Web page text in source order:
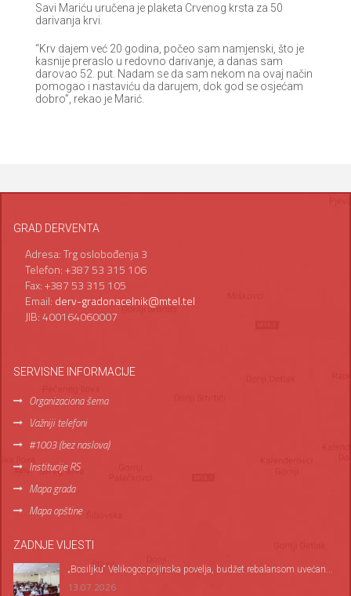
Savi Mariću uručena je plaketa Crvenog krsta za 50
darivanjа krvi.
“Krv dajem već 20 godina, počeo sam namjenski, što je
kasnije preraslo u redovno darivanje, a danas sam
darovao 52. put. Nadam se da sam nekom na ovaj način
pomogao i nastaviću da darujem, dok god se osjećam
dobro”, rekao je Marić.
GRAD DERVENTA
Adresa: Trg oslobođenja 3
Telefon: +387 53 315 106
Fax: +387 53 315 105
Email: derv-gradonacelnik@mtel.tel
JIB: 400164060007
SERVISNE INFORMACIJE
Organizaciona šema
Važniji telefoni
#1003 (bez naslova)
Institucije RS
Mapa grada
Mapa opštine
ZADNJE VIJESTI
„Bosiljku“ Velikogospojinska povelja, budžet rebalansom uvećan...
13.07.2026